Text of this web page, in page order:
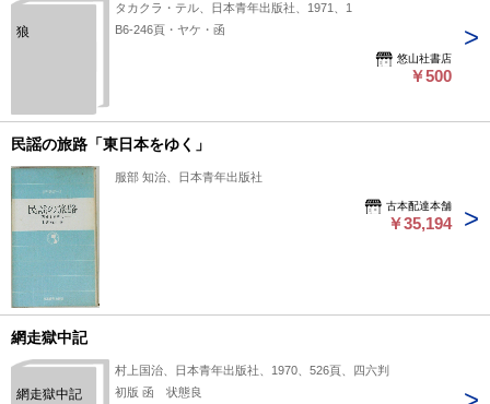
狼
タカクラ・テル、日本青年出版社、1971、1
B6-246頁・ヤケ・函
悠山社書店
￥500
民謡の旅路「東日本をゆく」
服部 知治、日本青年出版社
古本配達本舗
￥35,194
網走獄中記
網走獄中記
村上国治、日本青年出版社、1970、526頁、四六判
初版 函 状態良